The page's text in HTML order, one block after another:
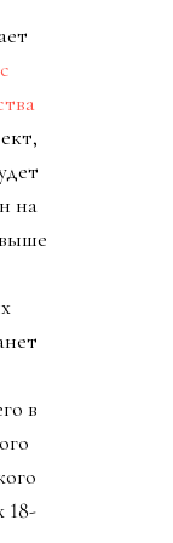
на
в
18-